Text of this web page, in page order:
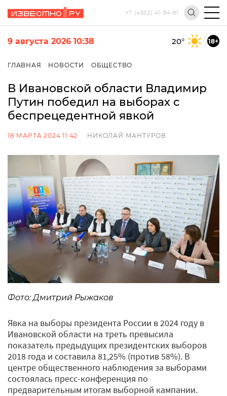
+7 (4932) 41-94-81
9 августа 2026 10:38 20° 18+
ГЛАВНАЯ НОВОСТИ ОБЩЕСТВО
В Ивановской области Владимир
Путин победил на выборах с
беспрецедентной явкой
18 МАРТА 2024 11:42 НИКОЛАЙ МАНТУРОВ
Фото: Дмитрий Рыжаков
Явка на выборы президента России в 2024 году в
Ивановской области на треть превысила
показатель предыдущих президентских выборов
2018 года и составила 81,25% (против 58%). В
центре общественного наблюдения за выборами
состоялась пресс-конференция по
предварительным итогам выборной кампании.